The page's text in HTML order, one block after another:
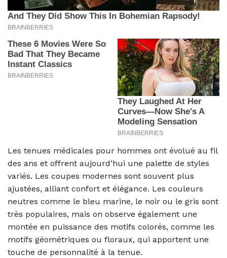
Les tenues médicales pour hommes ont évolué au fil
des ans et offrent aujourd’hui une palette de styles
variés. Les coupes modernes sont souvent plus
ajustées, alliant confort et élégance. Les couleurs
neutres comme le bleu marine, le noir ou le gris sont
très populaires, mais on observe également une
montée en puissance des motifs colorés, comme les
motifs géométriques ou floraux, qui apportent une
touche de personnalité à la tenue.